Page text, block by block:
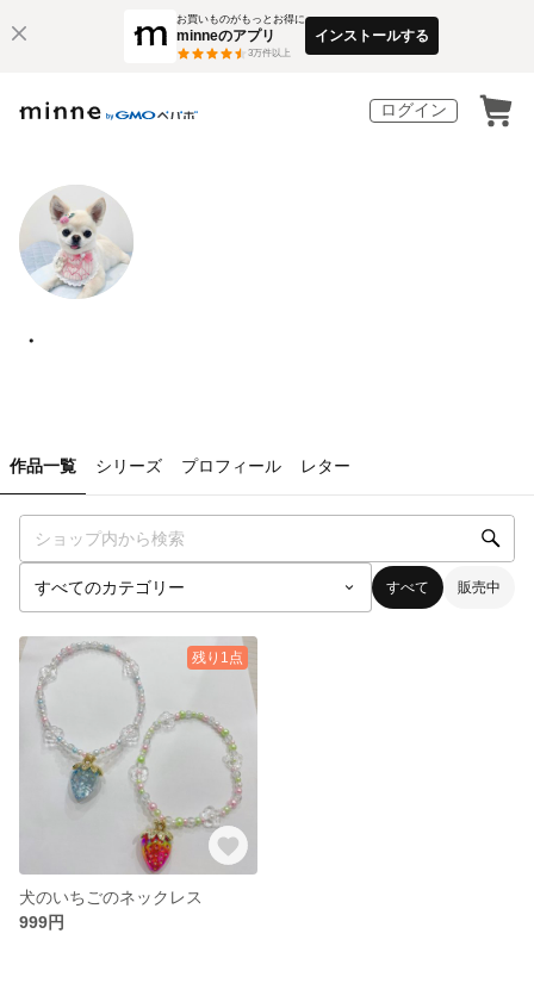
お買いものがもっとお得に
minneのアプリ
3万件以上
インストールする
ログイン
・
作品一覧 シリーズ プロフィール レター
すべて 販売中
残り1点
犬のいちごのネックレス
999円